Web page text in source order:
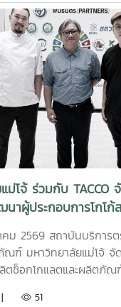
ย์มาใช้เพื่อช่วยเพิ่มควา
ไม้ดอก ไม้ประดับ และส
วยชีววิธี ซึ่งช่วยลดการพึ่
ที่สีเขียวอย่างเป็นมิตรต่
ละทรัพยากรภายในสถาน
ร่งการย่อยสลายเศษใบไ
ตเป็นปุ๋ยหมักและหมุนเวี
รงแรม เป็นการลดปริมาณ
กรอย่างคุ้มค่า โดยคุณสม
ลิตภัณฑ์ MMO สูตรสำหรั
าวิทยาลัยแม่โจ้ ด้านสุขอ
ระยุกต์ใช้จุลินทรีย์เพื่อช่
และย่อยสลายสารอินทรี
บ่อพักน้ำเสีย ถังเกรอะ แ
หาร และธุรกิจโรงแรม
าสำหรับการกำจัดกลิ่นแ
นุนผลิตภัณฑ์สำหรับกลุ่มธุ
ระโยชน์ต่อภาคการเกษต
นี้ครอบคลุมประเด็นสำคั
งการวิจัย แนวทางการนำ
ะทดสอบ ตลอดจนการดำ
ระเบียบ และหลักเกณฑ์
ารนำเข้าปุ๋ยหรือตัวอย่า
ะต้องมีวัตถุประสงค์ที่ชัดเ
นุญาต รวมถึงหลักเกณฑ์
นด เพื่อให้การดำเนินงาน
ตรวจสอบได้ ในด้านการ
จทำหน้าที่เป็นหน่วยงาน
ถาบันบริการตรวจสอบคุ
านการตรวจวิเคราะห์
ณฑ์ พร้อมบูรณาการคว
ามเชี่ยวชาญด้านปฐพีศา
ลิตพืช เพื่อร่วมกันออกแ
วามร่วมมือดังกล่าวอาจ
ม่โจ้ ร่วมกับ TACCO
าผู้ประกอบการโกโก้
อกโกแลตไทยสู่มาตรฐา
คม 2569 สถาบันบริกา
ณฑ์ มหาวิทยาลัยแม่โจ้ จั
ตช็อกโกแลตและผลิตภัณ
| 51